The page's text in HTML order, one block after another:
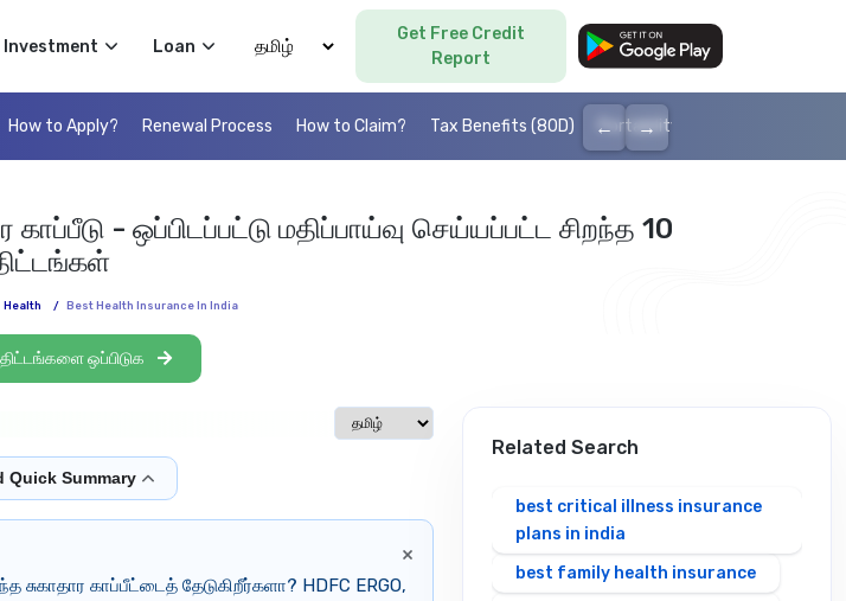
Investment Loan Select Language
Get Free Credit
Report
How to Apply? Renewal Process How to Claim? Tax Benefits (80D) Portability
← →
- ஒப்பிடப்பட்டு மதிப்பாய்வு செய்யப்பட்ட சிறந்த 10
Health / Best Health Insurance In India
திட்டங்களை ஒப்பிடுக
Select language
Quick Summary
×
காப்பீட்டைத் தேடுகிறீர்களா? HDFC ERGO,
Related Search
best critical illness insurance
plans in india
best family health insurance